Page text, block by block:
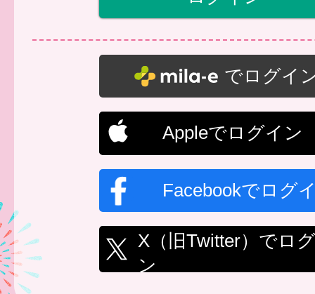
でログイ
Appleでログイン
Facebookでログ
X（旧Twitter）でロ
ン